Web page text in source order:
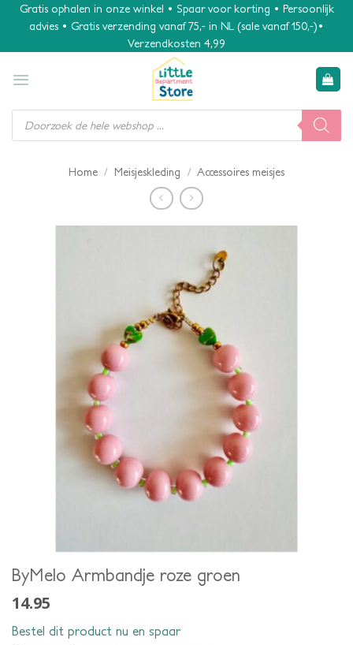
Gratis ophalen in onze winkel • Spaar voor korting • Persoonlijk
advies • Gratis verzending vanaf 75,- in NL (sale vanaf 150,-)•
Verzendkosten 4,99
Producten
zoeken
Home / Meisjeskleding / Accessoires meisjes
ByMelo Armbandje roze groen
14.95
Bestel dit product nu en spaar